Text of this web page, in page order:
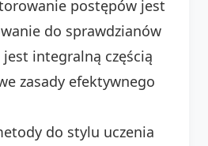
postępów jest
do sprawdzianów
integralną częścią
zasady efektywnego
do stylu uczenia